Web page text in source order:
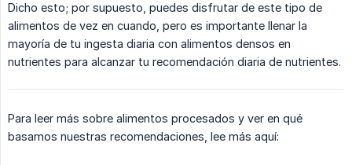
Dicho esto; por supuesto, puedes disfrutar de este tipo de
alimentos de vez en cuando, pero es importante llenar la
mayoría de tu ingesta diaria con alimentos densos en
nutrientes para alcanzar tu recomendación diaria de nutrientes.
Para leer más sobre alimentos procesados y ver en qué
basamos nuestras recomendaciones, lee más aquí: